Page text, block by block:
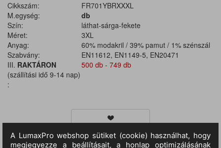
Cikkszám:
FR701YBRXXXL
M.egység:
db
Szín:
láthat-sárga-fekete
Méret:
3XL
Anyag:
60% modakril / 39% pamut / 1% szénszál
Szabvány:
EN11612, EN1149-5, EN20471
III. RAKTÁRON
(szállítási idő 9-14 nap)
:
500 db - 749 db